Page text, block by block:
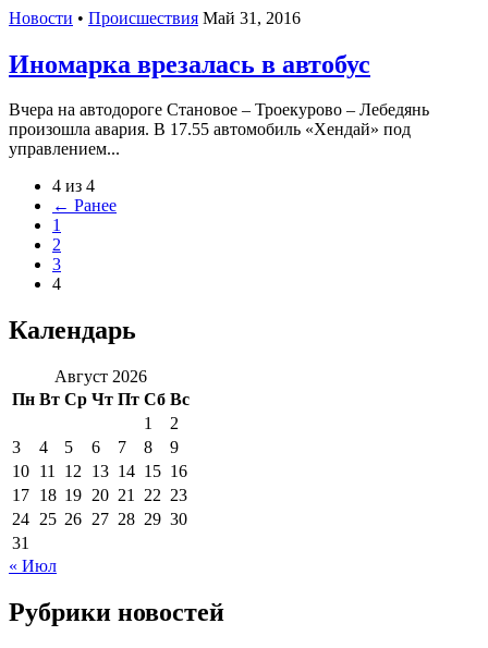
Новости • Происшествия Май 31, 2016
Иномарка врезалась в автобус
Вчера на автодороге Становое – Троекурово – Лебедянь
произошла авария. В 17.55 автомобиль «Хендай» под
управлением...
4 из 4
← Ранее
1
2
3
4
Календарь
Август 2026
Пн Вт Ср Чт Пт Сб Вс
1
2
3
4 5 6 7 8
9
10 11 12 13 14 15 16
17 18 19 20 21 22 23
24 25 26 27 28 29 30
31
« Июл
Рубрики новостей